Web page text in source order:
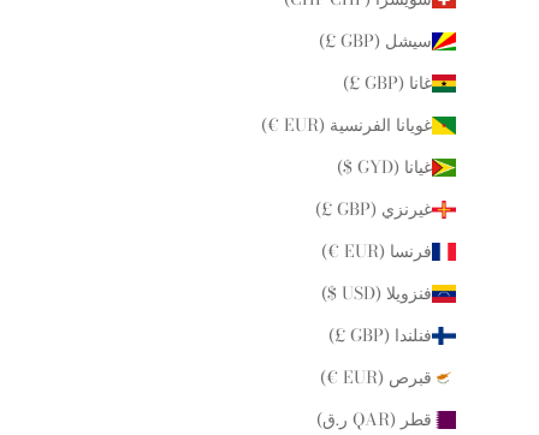
سيشل (GBP £)
غانا (GBP £)
غويانا الفرنسية (EUR €)
غيانا (GYD $)
غيرنزي (GBP £)
فرنسا (EUR €)
فنزويلا (USD $)
فنلندا (GBP £)
قبرص (EUR €)
قطر (QAR ر.ق)